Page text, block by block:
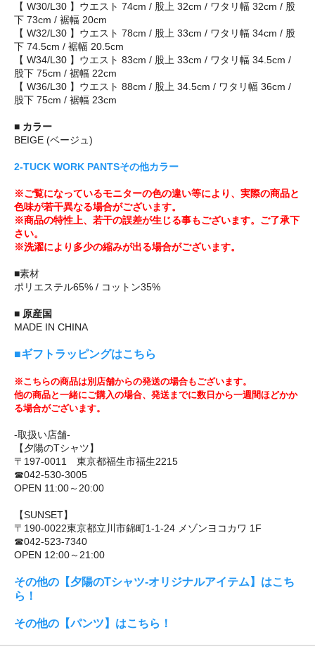
【 W30/L30 】ウエスト 74cm / 股上 32cm / ワタリ幅 32cm / 股
下 73cm / 裾幅 20cm
【 W32/L30 】ウエスト 78cm / 股上 33cm / ワタリ幅 34cm / 股
下 74.5cm / 裾幅 20.5cm
【 W34/L30 】ウエスト 83cm / 股上 33cm / ワタリ幅 34.5cm /
股下 75cm / 裾幅 22cm
【 W36/L30 】ウエスト 88cm / 股上 34.5cm / ワタリ幅 36cm /
股下 75cm / 裾幅 23cm
■ カラー
BEIGE (ベージュ)
2-TUCK WORK PANTSその他カラー
※ご覧になっているモニターの色の違い等により、実際の商品と
色味が若干異なる場合がございます。
※商品の特性上、若干の誤差が生じる事もございます。ご了承下
さい。
※洗濯により多少の縮みが出る場合がございます。
■素材
ポリエステル65% / コットン35%
■ 原産国
MADE IN CHINA
■ギフトラッピングはこちら
※こちらの商品は別店舗からの発送の場合もございます。
他の商品と一緒にご購入の場合、発送までに数日から一週間ほどかか
る場合がございます。
-取扱い店舗-
【夕陽のTシャツ】
〒197-0011 東京都福生市福生2215
☎042-530-3005
OPEN 11:00～20:00
【SUNSET】
〒190-0022東京都立川市錦町1-1-24 メゾンヨコカワ 1F
☎042-523-7340
OPEN 12:00～21:00
その他の【夕陽のTシャツ-オリジナルアイテム】はこち
ら！
その他の【パンツ】はこちら！